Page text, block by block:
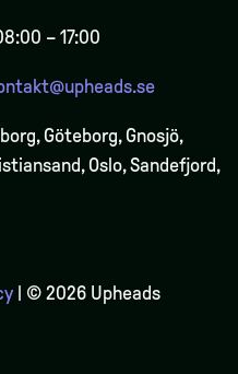
– 17:00
Göteborg, Gnosjö,
Oslo, Sandefjord,
| © 2026 Upheads